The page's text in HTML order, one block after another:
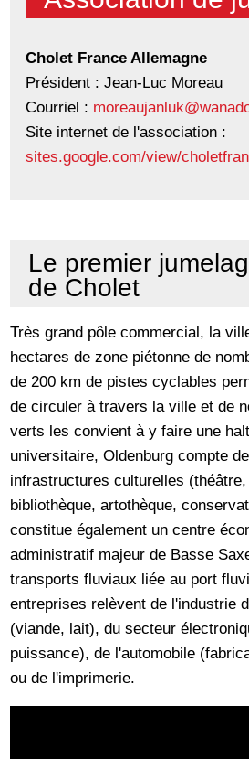
Cholet France Allemagne
Président : Jean-Luc Moreau
Courriel :
Site internet de l'association :
sites.google.com/view/
Le premier
de Cholet
Très grand pôle commercial, la
hectares de zone piétonne de
de 200 km de pistes cyclables
de circuler à travers la ville et de
verts les convient à y faire une
universitaire, Oldenburg compte
infrastructures culturelles
bibliothèque, artothèque,
constitue également un centre
administratif majeur de Basse
transports fluviaux liée au port
entreprises relèvent de l'industrie
(viande, lait), du secteur
puissance), de l'automobile
ou de l'imprimerie.